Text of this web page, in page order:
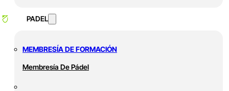
PADEL
MEMBRESÍA DE FORMACIÓN
Membresía De Pádel